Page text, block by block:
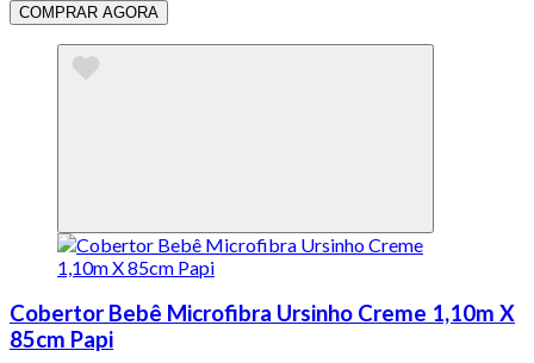
COMPRAR AGORA
Cobertor Bebê Microfibra Ursinho Creme 1,10m X
85cm Papi